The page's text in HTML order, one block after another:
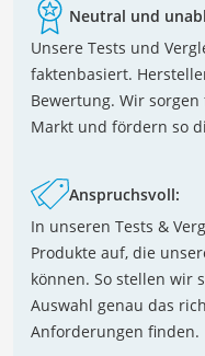
Neutral und
Unsere Tests und
faktenbasiert.
Bewertung. Wir
Markt und fördern so
Anspruchsvoll:
In unseren Tests &
Produkte auf, die
können. So stellen wir
Auswahl genau das
Anforderungen finden.